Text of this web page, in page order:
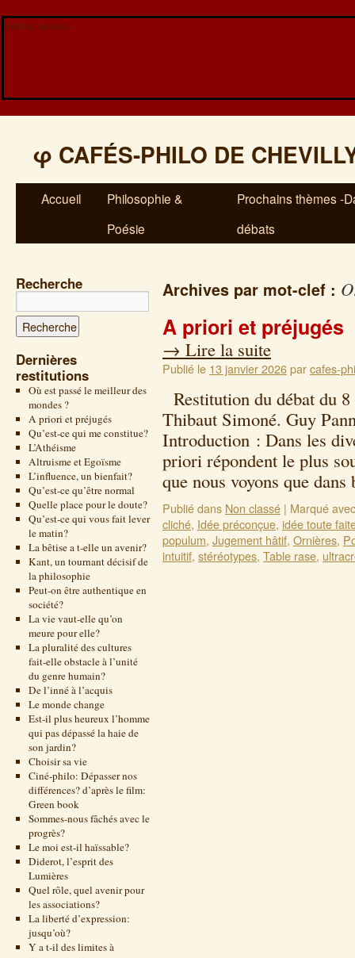
Veuillez patienter...
φ CAFÉS-PHILO DE
Accueil
Philosophie &
Poésie
Prochains thèmes -
débats
Recherche
Dernières
restitutions
Où est passé le meilleur des
mondes ?
A priori et préjugés
Qu’est-ce qui me constitue?
L’Athéisme
Altruisme et Egoïsme
L’influence, un bienfait?
Qu’est-ce qu’être normal
Quelle place pour le doute?
Qu’est-ce qui vous fait lever
le matin?
La bêtise a t-elle un avenir?
Kant, un tournant décisif de
la philosophie
Peut-on être authentique en
société?
La vie vaut-elle qu’on
meure pour elle?
La pluralité des cultures
fait-elle obstacle à l’unité
du genre humain?
De l’inné à l’acquis
Le monde change
Est-il plus heureux l’homme
qui pas dépassé la haie de
son jardin?
Choisir sa vie
Ciné-philo: Dépasser nos
différences? d’après le film:
Green book
Sommes-nous fâchés avec le
progrès?
Le moi est-il haïssable?
Diderot, l’esprit des
Lumières
Quel rôle, quel avenir pour
les associations?
La liberté d’expression:
jusqu’où?
Y a t-il des limites à
Archives par mot-clef :
A priori et préjugés
→ Lire la suite
Publié le 13 janvier 2026parcafes-
Restitution du débat du
Thibaut Simoné. Guy
Introduction : Dans les
priori répondent le plus
que nous voyons que
Publié dans Non classé | Marqué avec
cliché, Idée préconçue, idée toute
populum, Jugement hâtif, Ornières,
intuitif, stéréotypes, Table rase,